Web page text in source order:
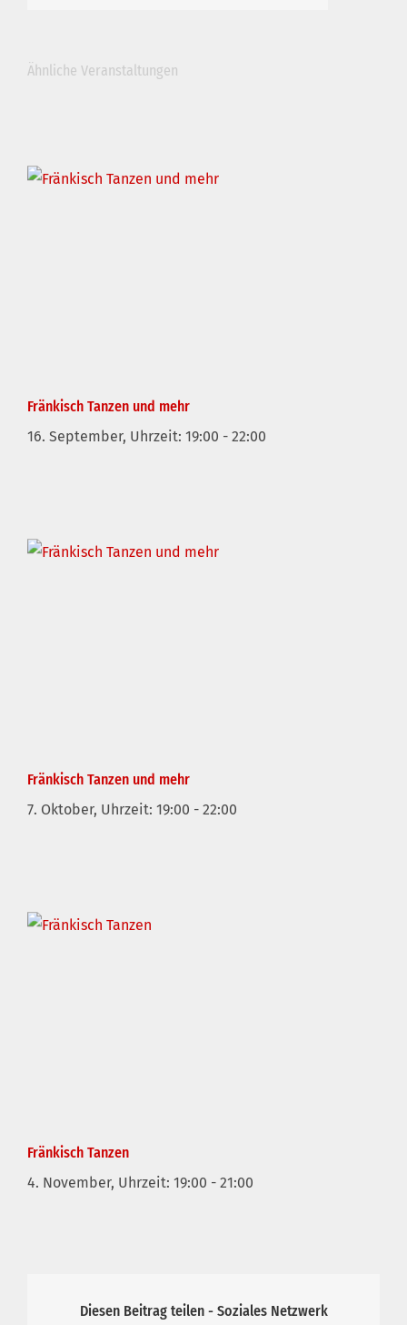
Ähnliche Veranstaltungen
Fränkisch Tanzen und mehr
16. September, Uhrzeit: 19:00 - 22:00
Fränkisch Tanzen und mehr
7. Oktober, Uhrzeit: 19:00 - 22:00
Fränkisch Tanzen
4. November, Uhrzeit: 19:00 - 21:00
Diesen Beitrag teilen - Soziales Netzwerk